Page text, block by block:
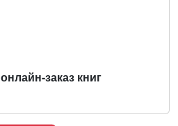
заказ книг